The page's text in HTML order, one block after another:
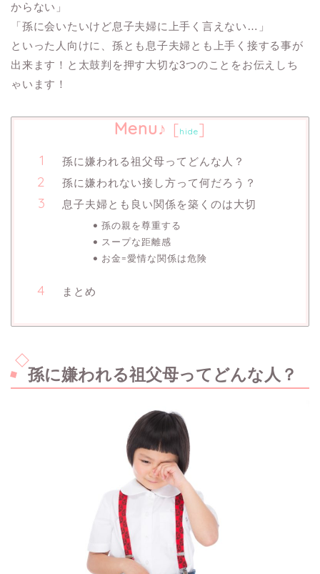
からない」
「孫に会いたいけど息子夫婦に上手く言えない…」
といった人向けに、孫とも息子夫婦とも上手く接する事が
出来ます！と太鼓判を押す大切な3つのことをお伝えしち
ゃいます！
Menu♪ [hide]
孫に嫌われる祖父母ってどんな人？
孫に嫌われない接し方って何だろう？
息子夫婦とも良い関係を築くのは大切
孫の親を尊重する
スープな距離感
お金=愛情な関係は危険
まとめ
孫に嫌われる祖父母ってどんな人？